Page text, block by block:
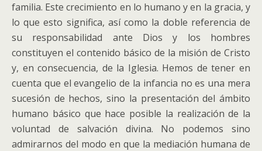
familia. Este crecimiento en lo humano y en la gracia, y
lo que esto significa, así como la doble referencia de
su responsabilidad ante Dios y los hombres
constituyen el contenido básico de la misión de Cristo
y, en consecuencia, de la Iglesia. Hemos de tener en
cuenta que el evangelio de la infancia no es una mera
sucesión de hechos, sino la presentación del ámbito
humano básico que hace posible la realización de la
voluntad de salvación divina. No podemos sino
admirarnos del modo en que la mediación humana de